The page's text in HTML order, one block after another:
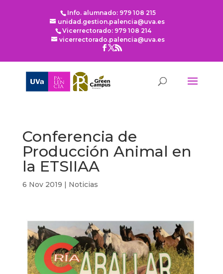
Info. alumnado: 979 108 215
unidad.gestion.palencia@uva.es
Vicerrectorado: 979 108 214
vicerrectorado.palencia@uva.es
Conferencia de
Producción Animal en
la ETSIIAA
6 Nov 2019 | Noticias